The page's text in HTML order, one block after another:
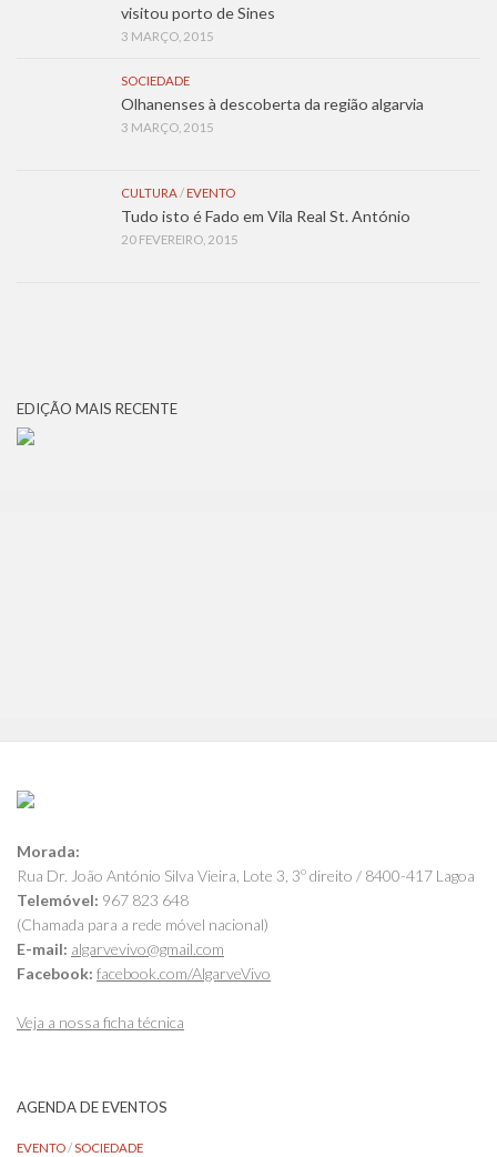
visitou porto de Sines
3 MARÇO, 2015
SOCIEDADE
Olhanenses à descoberta da região algarvia
3 MARÇO, 2015
CULTURA/ EVENTO
Tudo isto é Fado em Vila Real St. António
20 FEVEREIRO, 2015
EDIÇÃO MAIS RECENTE
Morada:
Rua Dr. João António Silva Vieira, Lote 3, 3º direito / 8400-417 Lagoa
Telemóvel: 967 823 648
(Chamada para a rede móvel nacional)
E-mail: algarvevivo@gmail.com
Facebook: facebook.com/AlgarveVivo
Veja a nossa ficha técnica
AGENDA DE EVENTOS
EVENTO/SOCIEDADE